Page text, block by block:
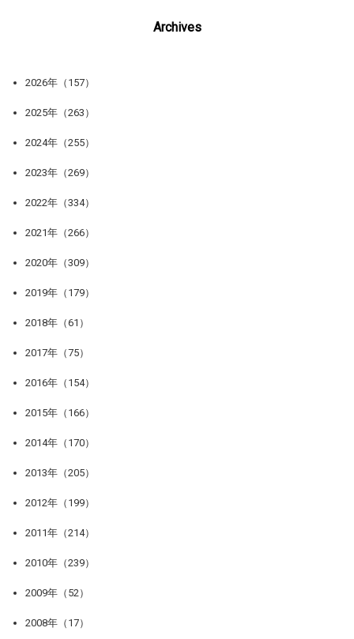
Archives
2026年（157）
2025年（263）
2024年（255）
2023年（269）
2022年（334）
2021年（266）
2020年（309）
2019年（179）
2018年（61）
2017年（75）
2016年（154）
2015年（166）
2014年（170）
2013年（205）
2012年（199）
2011年（214）
2010年（239）
2009年（52）
2008年（17）